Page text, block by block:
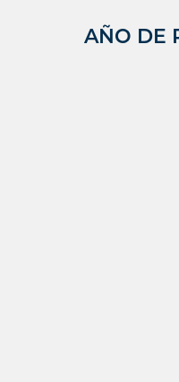
AÑO DE